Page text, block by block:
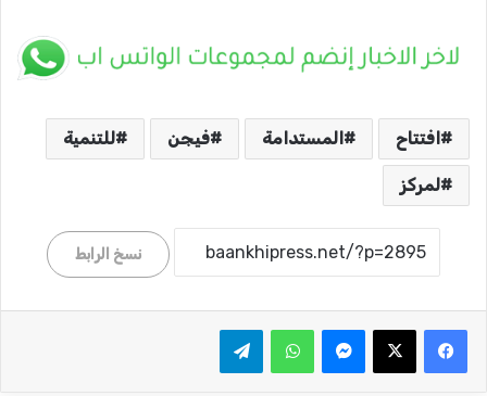
افتتاح المستدامة فيجن للتنمية
لمركز
نسخ الرابط
واتساب